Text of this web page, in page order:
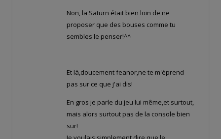
Non, la Saturn était bien loin de ne
proposer que des bouses comme tu
sembles le penser!^^
Et là,doucement feanor,ne te m'éprend
pas sur ce que j'ai dis!
En gros je parle du jeu lui même,et surtout,
mais alors surtout pas de la console bien
sur!